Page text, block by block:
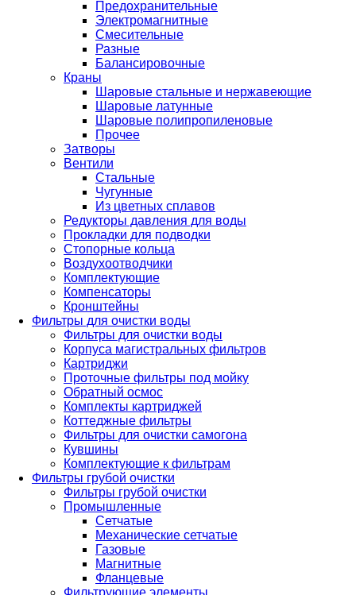
Предохранительные
Электромагнитные
Смесительные
Разные
Балансировочные
Краны
Шаровые стальные и нержавеющие
Шаровые латунные
Шаровые полипропиленовые
Прочее
Затворы
Вентили
Стальные
Чугунные
Из цветных сплавов
Редукторы давления для воды
Прокладки для подводки
Стопорные кольца
Воздухоотводчики
Комплектующие
Компенсаторы
Кронштейны
Фильтры для очистки воды
Фильтры для очистки воды
Корпуса магистральных фильтров
Картриджи
Проточные фильтры под мойку
Обратный осмос
Комплекты картриджей
Коттеджные фильтры
Фильтры для очистки самогона
Кувшины
Комплектующие к фильтрам
Фильтры грубой очистки
Фильтры грубой очистки
Промышленные
Сетчатые
Механические сетчатые
Газовые
Магнитные
Фланцевые